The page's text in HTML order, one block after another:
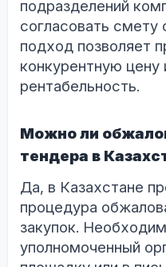
подразделений
согласовать
подход позволяет
конкурентную цену
рентабельность.
Можно ли
тендера в
Да, в Казахстане
процедура
закупок.
уполномоченный